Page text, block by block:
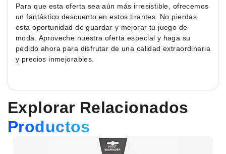
Para que esta oferta sea aún más irresistible, ofrecemos
un fantástico descuento en estos tirantes. No pierdas
esta oportunidad de guardar y mejorar tu juego de
moda. Aproveche nuestra oferta especial y haga su
pedido ahora para disfrutar de una calidad extraordinaria
y precios inmejorables.
Explorar Relacionados
Productos